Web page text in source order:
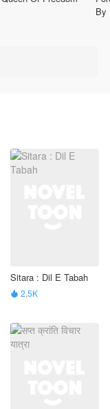
By
Sitara : Dil E Tabah
 2.5K